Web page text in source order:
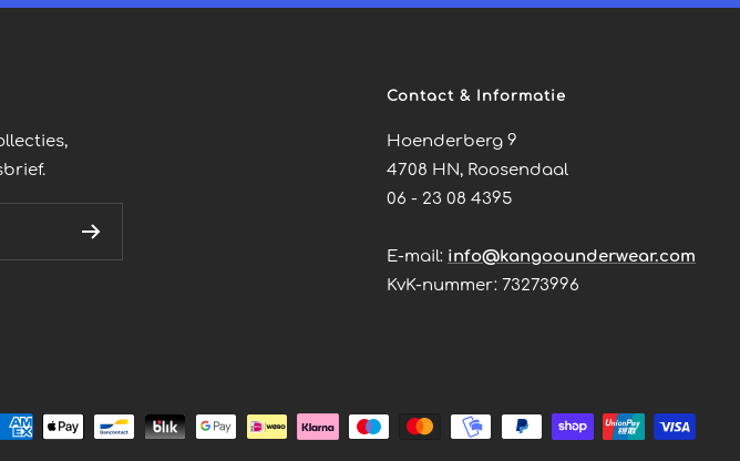
Contact & Informatie
Hoenderberg 9
4708 HN, Roosendaal
06 - 23 08 4395
E-mail: info@kangoounderwear.com
KvK-nummer: 73273996